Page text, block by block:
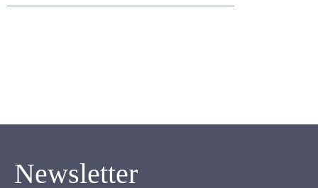
Newsletter